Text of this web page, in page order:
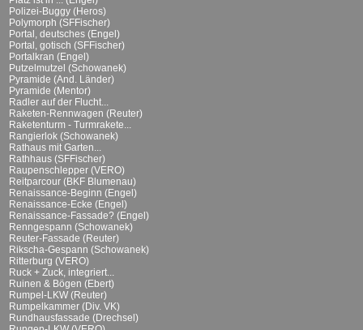
Polizei-Buggy (Heros)
Polymorph (SFFischer)
Portal, deutsches (Engel)
Portal, gotisch (SFFischer)
Portalkran (Engel)
Putzelmutzel (Schowanek)
Pyramide (And. Länder)
Pyramide (Mentor)
Radler auf der Flucht...
Raketen-Rennwagen (Reuter)
Raketenturm - Turmrakete...
Rangierlok (Schowanek)
Rathaus mit Garten...
Rathhaus (SFFischer)
Raupenschlepper (VERO)
Reitparcour (BKF Blumenau)
Renaissance-Beginn (Engel)
Renaissance-Ecke (Engel)
Renaissance-Fassade? (Engel)
Renngespann (Schowanek)
Reuter-Fassade (Reuter)
Rikscha-Gespann (Schowanek)
Ritterburg (VERO)
Ruck + Zuck, integriert...
Ruinen & Bögen (Ebert)
Rumpel-LKW (Reuter)
Rumpelkammer (Div. VK)
Rundhausfassade (Drechsel)